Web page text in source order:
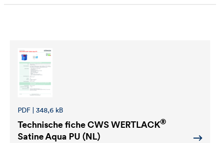
Downloads
PDF | 348,6 kB
Technische ficheCWS WERTLACK®
Satine Aqua PU (NL)